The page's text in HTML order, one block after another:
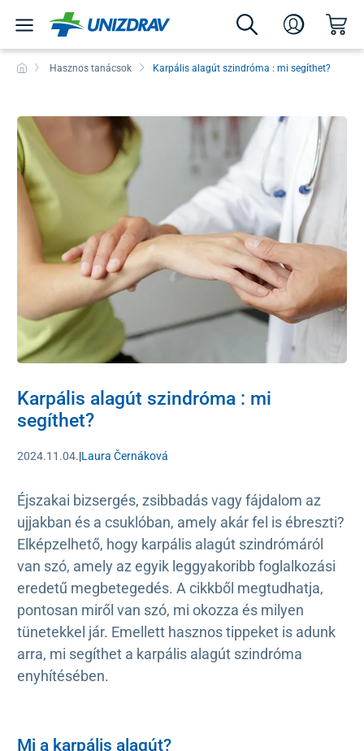
Hasznos tanácsok Karpális alagút szindróma : mi segíthet?
Karpális alagút szindróma : mi
segíthet?
2024.11.04.|Laura Černáková
Éjszakai bizsergés, zsibbadás vagy fájdalom az
ujjakban és a csuklóban, amely akár fel is ébreszti?
Elképzelhető, hogy karpális alagút szindrómáról
van szó, amely az egyik leggyakoribb foglalkozási
eredetű megbetegedés. A cikkből megtudhatja,
pontosan miről van szó, mi okozza és milyen
tünetekkel jár. Emellett hasznos tippeket is adunk
arra, mi segíthet a karpális alagút szindróma
enyhítésében.
Mi a karpális alagút?